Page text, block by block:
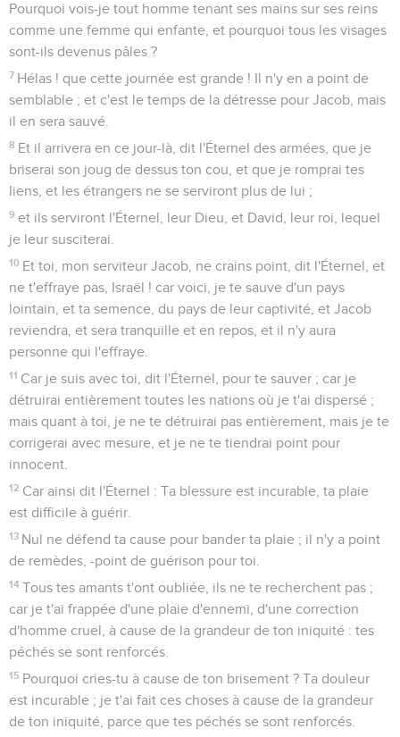
Pourquoi vois-je tout homme tenant ses mains sur ses reins
comme une femme qui enfante, et pourquoi tous les visages
sont-ils devenus pâles ?
7 Hélas ! que cette journée est grande ! Il n'y en a point de
semblable ; et c'est le temps de la détresse pour Jacob, mais
il en sera sauvé.
8 Et il arrivera en ce jour-là, dit l'Éternel des armées, que je
briserai son joug de dessus ton cou, et que je romprai tes
liens, et les étrangers ne se serviront plus de lui ;
9 et ils serviront l'Éternel, leur Dieu, et David, leur roi, lequel
je leur susciterai.
10 Et toi, mon serviteur Jacob, ne crains point, dit l'Éternel, et
ne t'effraye pas, Israël ! car voici, je te sauve d'un pays
lointain, et ta semence, du pays de leur captivité, et Jacob
reviendra, et sera tranquille et en repos, et il n'y aura
personne qui l'effraye.
11 Car je suis avec toi, dit l'Éternel, pour te sauver ; car je
détruirai entièrement toutes les nations où je t'ai dispersé ;
mais quant à toi, je ne te détruirai pas entièrement, mais je te
corrigerai avec mesure, et je ne te tiendrai point pour
innocent.
12 Car ainsi dit l'Éternel : Ta blessure est incurable, ta plaie
est difficile à guérir.
13 Nul ne défend ta cause pour bander ta plaie ; il n'y a point
de remèdes, -point de guérison pour toi.
14 Tous tes amants t'ont oubliée, ils ne te recherchent pas ;
car je t'ai frappée d'une plaie d'ennemi, d'une correction
d'homme cruel, à cause de la grandeur de ton iniquité : tes
péchés se sont renforcés.
15 Pourquoi cries-tu à cause de ton brisement ? Ta douleur
est incurable ; je t'ai fait ces choses à cause de la grandeur
de ton iniquité, parce que tes péchés se sont renforcés.